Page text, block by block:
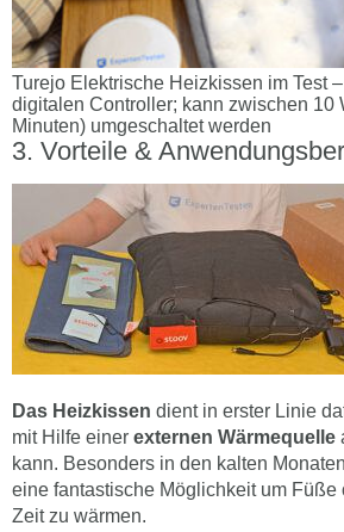
Turejo Elektrische Heizkissen im Test
digitalen Controller; kann zwischen 10
Minuten) umgeschaltet werden
Vorteile &
Das Heizkissen dient in erster Linie
mit Hilfe einer externen Wärmequelle
kann. Besonders in den kalten
eine fantastische Möglichkeit um Füße
Zeit zu wärmen.